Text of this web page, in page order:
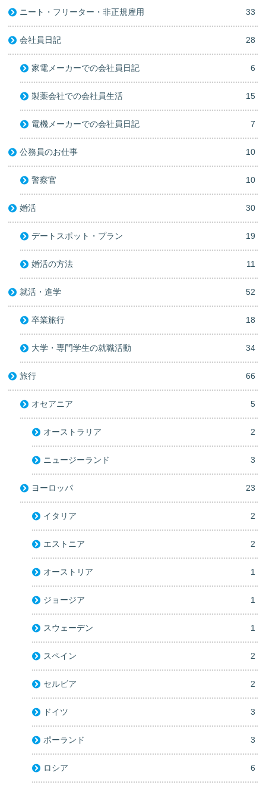
ニート・フリーター・非正規雇用 33
会社員日記 28
家電メーカーでの会社員日記 6
製薬会社での会社員生活 15
電機メーカーでの会社員日記 7
公務員のお仕事 10
警察官 10
婚活 30
デートスポット・プラン 19
婚活の方法 11
就活・進学 52
卒業旅行 18
大学・専門学生の就職活動 34
旅行 66
オセアニア 5
オーストラリア 2
ニュージーランド 3
ヨーロッパ 23
イタリア 2
エストニア 2
オーストリア 1
ジョージア 1
スウェーデン 1
スペイン 2
セルビア 2
ドイツ 3
ポーランド 3
ロシア 6